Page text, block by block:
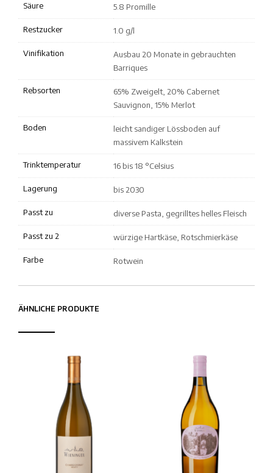
Säure 5.8 Promille
Restzucker 1.0 g/l
Vinifikation
Ausbau 20 Monate in gebrauchten
Barriques
Rebsorten
65% Zweigelt, 20% Cabernet
Sauvignon, 15% Merlot
Boden
leicht sandiger Lössboden auf
massivem Kalkstein
Trinktemperatur 16 bis 18 °Celsius
Lagerung bis 2030
Passt zu diverse Pasta, gegrilltes helles Fleisch
Passt zu 2 würzige Hartkäse, Rotschmierkäse
Farbe Rotwein
ÄHNLICHE PRODUKTE